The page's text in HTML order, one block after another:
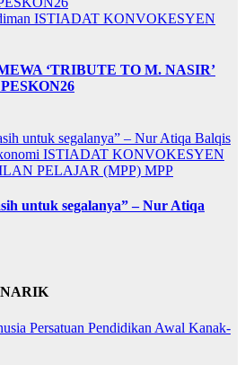
ISTIADAT KONVOKESYEN
‘TRIBUTE TO M. NASIR’
ISTIADAT KONVOKESYEN
PELAJAR (MPP) MPP
untuk segalanya” – Nur Atiqa
Persatuan Pendidikan Awal Kanak-